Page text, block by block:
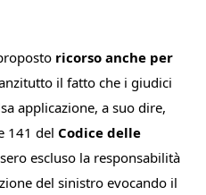
ricorso anche per
il fatto che i giudici
applicazione, a suo dire,
141 del Codice delle
escluso la responsabilità
del sinistro evocando il